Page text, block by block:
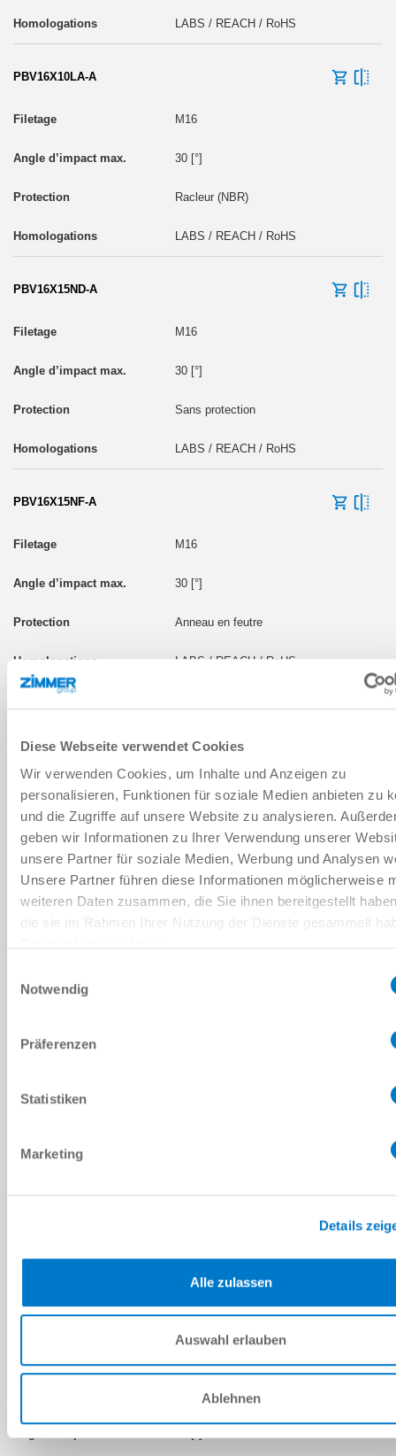
Diese Webseite verwendet Cookies
Wir verwenden Cookies, um Inhalte und Anzeigen zu
personalisieren, Funktionen für soziale Medien anbieten zu
und die Zugriffe auf unsere Website zu analysieren.
geben wir Informationen zu Ihrer Verwendung unserer
unsere Partner für soziale Medien, Werbung und Analysen
Unsere Partner führen diese Informationen möglicherweise
weiteren Daten zusammen, die Sie ihnen bereitgestellt
die sie im Rahmen Ihrer Nutzung der Dienste gesammelt
Notwendig
Präferenzen
Statistiken
Marketing
Details
Alle zulassen
Auswahl erlauben
Ablehnen
LABS / REACH / RoHS
PBV16X10LA-A
M16
30 [°]
Racleur (NBR)
LABS / REACH / RoHS
PBV16X15ND-A
M16
30 [°]
Sans protection
LABS / REACH / RoHS
PBV16X15NF-A
M16
30 [°]
Anneau en feutre
LABS / REACH / RoHS
PBV16X15NA-A
30 [°]
Racleur (NBR)
LABS / REACH / RoHS
PBV16X15LD-A
Anneau en feutre